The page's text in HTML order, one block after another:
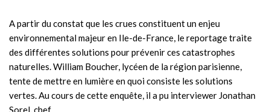
A partir du constat que les crues constituent un enjeu
environnemental majeur en Ile-de-France, le reportage traite
des différentes solutions pour prévenir ces catastrophes
naturelles. William Boucher, lycéen de la région parisienne,
tente de mettre en lumière en quoi consiste les solutions
vertes. Au cours de cette enquête, il a pu interviewer Jonathan
Sorel, chef